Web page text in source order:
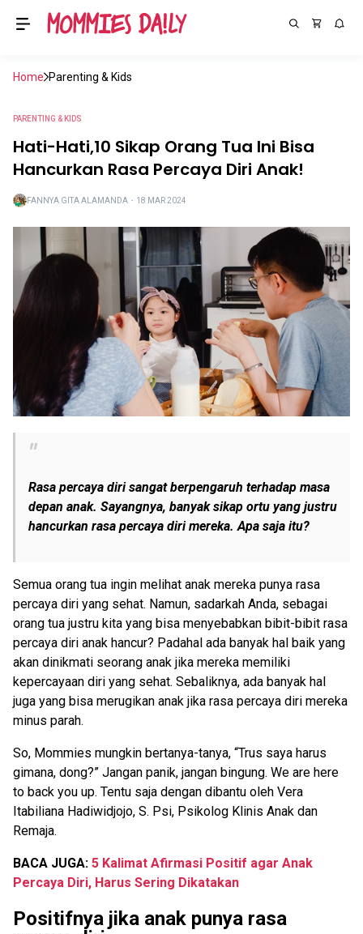
Home Parenting & Kids
PARENTING & KIDS
Hati-Hati,10 Sikap Orang Tua Ini Bisa
Hancurkan Rasa Percaya Diri Anak!
FANNYA GITA ALAMANDA ・ 18 MAR 2024
Rasa percaya diri sangat berpengaruh terhadap masa
depan anak. Sayangnya, banyak sikap ortu yang justru
hancurkan rasa percaya diri mereka. Apa saja itu?
Semua orang tua ingin melihat anak mereka punya rasa
percaya diri yang sehat. Namun, sadarkah Anda, sebagai
orang tua justru kita yang bisa menyebabkan bibit-bibit rasa
percaya diri anak hancur? Padahal ada banyak hal baik yang
akan dinikmati seorang anak jika mereka memiliki
kepercayaan diri yang sehat. Sebaliknya, ada banyak hal
juga yang bisa merugikan anak jika rasa percaya diri mereka
minus parah.
So, Mommies mungkin bertanya-tanya, “Trus saya harus
gimana, dong?” Jangan panik, jangan bingung. We are here
to back you up. Tentu saja dengan dibantu oleh Vera
Itabiliana Hadiwidjojo, S. Psi, Psikolog Klinis Anak dan
Remaja.
BACA JUGA: 5 Kalimat Afirmasi Positif agar Anak
Percaya Diri, Harus Sering Dikatakan
Positifnya jika anak punya rasa